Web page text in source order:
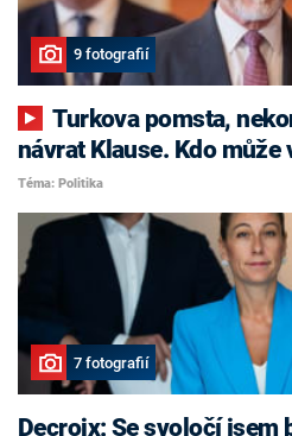
9 fotografií
Turkova pomsta, nekonfliktní Havlíček i
návrat Klause. Kdo může
Téma: Politika
7 fotografií
Decroix: Se svoločí jsem